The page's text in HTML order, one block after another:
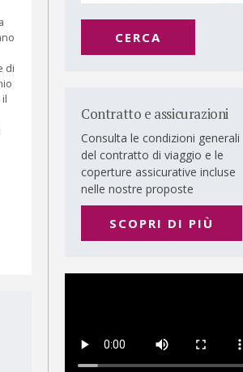
di
CERCA
Contratto e assicurazioni
Consulta le condizioni generali
del contratto di viaggio e le
coperture assicurative incluse
nelle nostre proposte
SCOPRI DI PIÙ